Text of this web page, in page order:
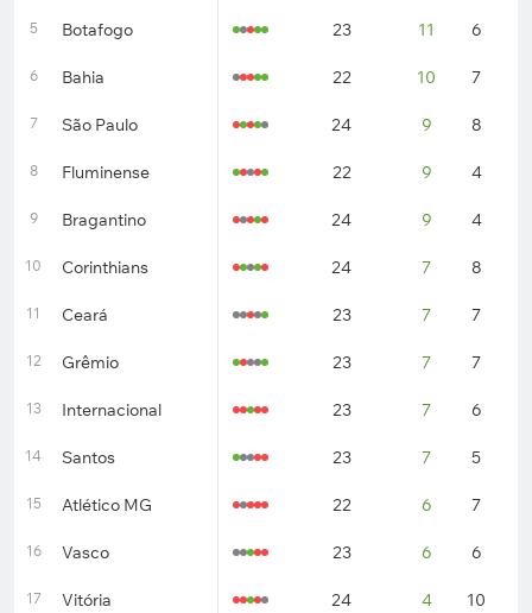
5 Botafogo 23 11 6
6 Bahia 22 10 7
7 São Paulo 24 9 8
8 Fluminense 22 9 4
9 Bragantino 24 9 4
10 Corinthians 24 7 8
11 Ceará 23 7 7
12 Grêmio 23 7 7
13 Internacional 23 7 6
14 Santos 23 7 5
15 Atlético MG 22 6 7
16 Vasco 23 6 6
17 Vitória 24 4 10